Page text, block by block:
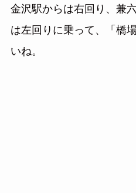
金沢駅からは右回り、兼
は左回りに乗って、「橋
いね。